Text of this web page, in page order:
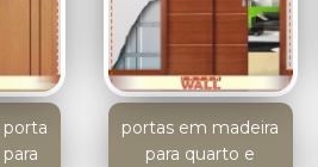
portas em madeira
para quarto e